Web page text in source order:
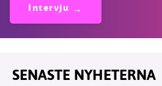
Intervju
SENASTE NYHETERNA